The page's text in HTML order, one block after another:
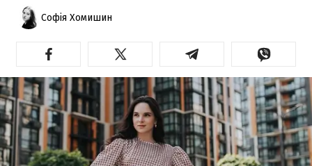
Софія Хомишин